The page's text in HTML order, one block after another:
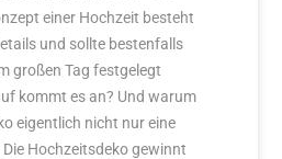
einer Hochzeit besteht
und sollte bestenfalls
großen Tag festgelegt
kommt es an? Und warum
eigentlich nicht nur eine
Hochzeitsdeko gewinnt